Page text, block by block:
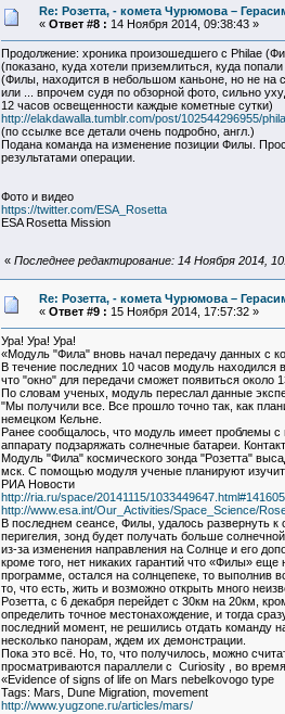
Re: Розетта, - комета Чурюмова –
« Ответ #8 : 14 Ноября 2014, 09:38:43 »
Продолжение: хроника произошедшего с Philae
(показано, куда хотели приземлиться, куда
(Филы, находится в небольшом каньоне, но не на
или ... впрочем судя по обзорной фото, сильно
12 часов освещенности каждые кометные сутки)
http://elakdawalla.tumblr.com/post/102544296955/
(по ссылке все детали очень подробно, англ.)
Подана команда на изменение позиции Филы.
результатами операции.
Фото и видео
https://twitter.com/ESA_Rosetta
ESA Rosetta Mission
« Последнее редактирование: 14 Ноября 2014,
Re: Розетта, - комета Чурюмова –
« Ответ #9 : 15 Ноября 2014, 17:57:32 »
Ура! Ура! Ура!
«Модуль "Фила" вновь начал передачу данных с
В течение последних 10 часов модуль
что "окно" для передачи сможет появиться около
По словам ученых, модуль переслал данные
"Мы получили все. Все прошло точно так, как
немецком Кельне.
Ранее сообщалось, что модуль имеет проблемы с
аппарату подзаряжать солнечные батареи.
Модуль "Фила" космического зонда "Розетта"
мск. С помощью модуля ученые планируют
РИА Новости
http://ria.ru/space/20141115/
http://www.esa.int/Our_Activities/Space_Science/
В последнем сеансе, Филы, удалось развернуть
перигелия, зонд будет получать больше
из-за изменения направления на Солнце и его
кроме того, нет никаких гарантий что «Филы»
программе, остался на солнцепеке, то
то, что есть, жить и возможно открыть много
Розетта, с 6 декабря перейдет с 30км на 20км,
определить точное местонахождение, и тогда
последний момент, не решились отдать команду
несколько панорам, ждем их демонстрации.
Пока это всё. Но, то, что получилось, можно
просматриваются параллели с Curiosity , во
«Evidence of signs of life on Mars nebelkovogo type
Tags: Mars, Dune Migration, movement
http://www.yugzone.ru/articles/mars/